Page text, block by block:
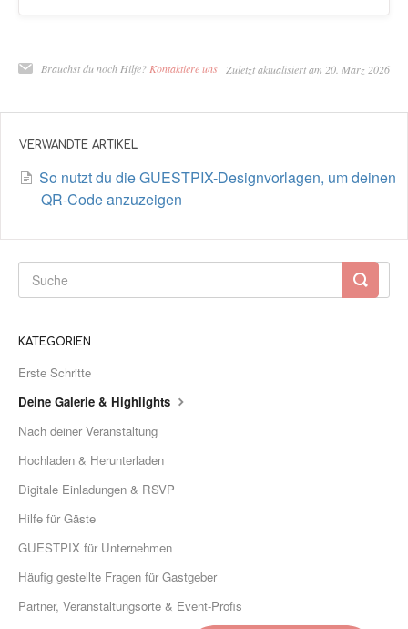
Brauchst du noch Hilfe?Kontaktiere uns Zuletzt aktualisiert am 20. März 2026
VERWANDTE ARTIKEL
So nutzt du die GUESTPIX-Designvorlagen, um deinen
QR-Code anzuzeigen
KATEGORIEN
Erste Schritte
Deine Galerie & Highlights
Nach deiner Veranstaltung
Hochladen & Herunterladen
Digitale Einladungen & RSVP
Hilfe für Gäste
GUESTPIX für Unternehmen
Häufig gestellte Fragen für Gastgeber
Partner, Veranstaltungsorte & Event-Profis